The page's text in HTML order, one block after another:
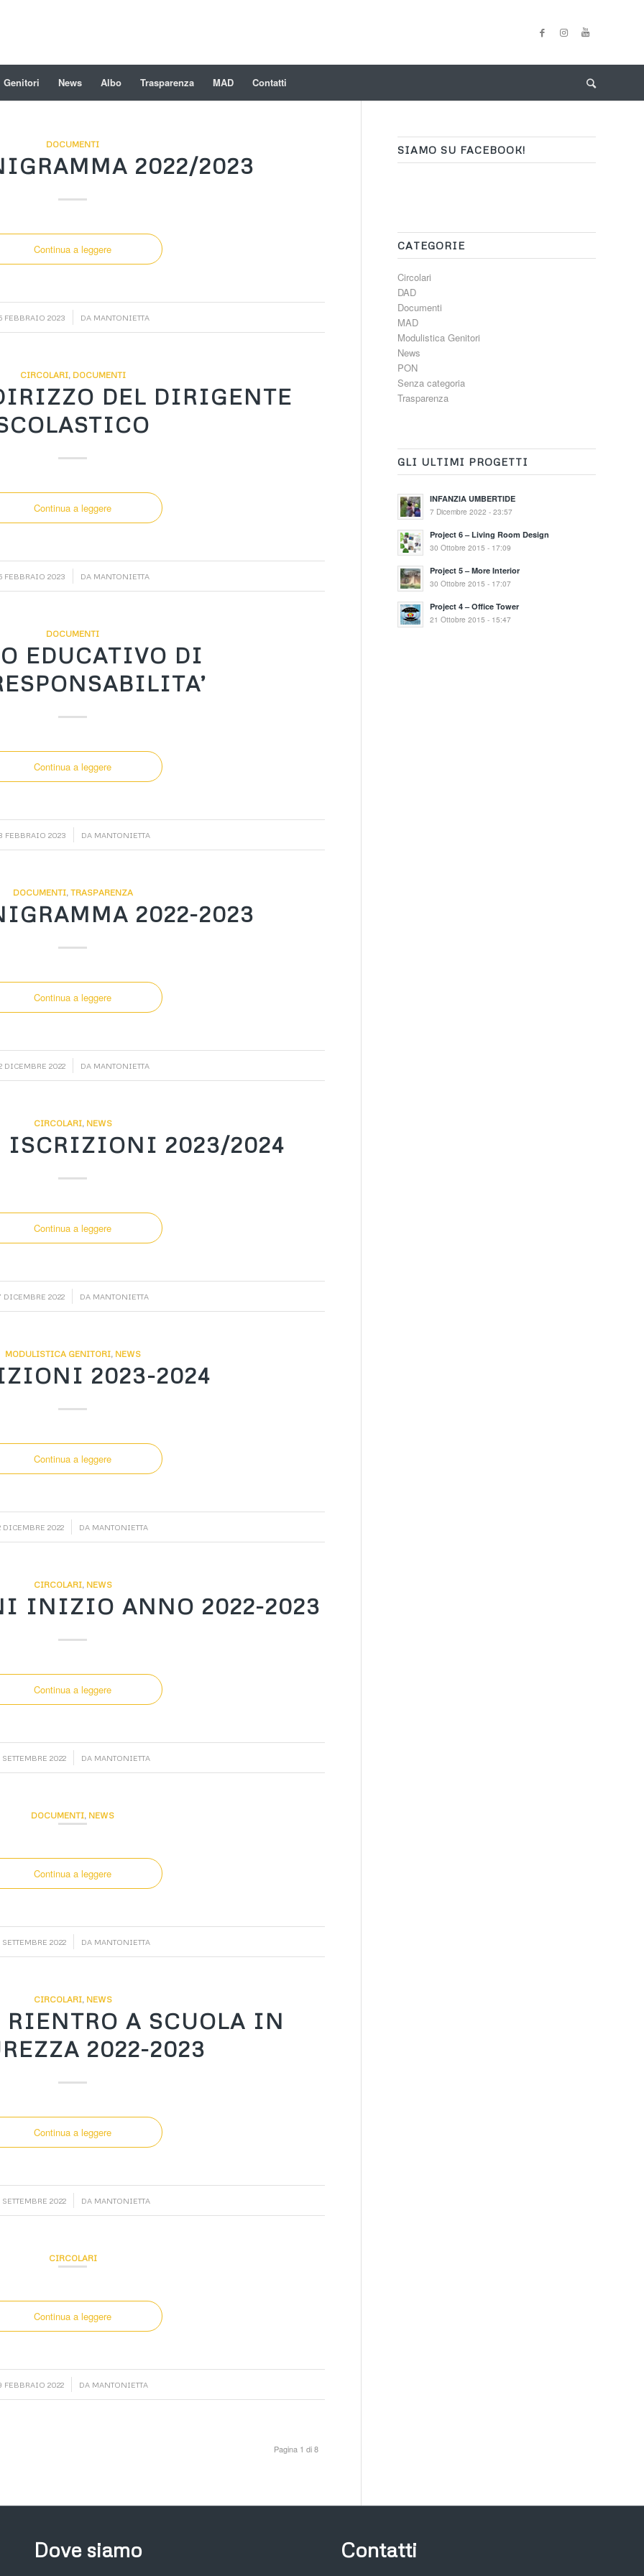
Genitori News Albo Trasparenza MAD Contatti
DOCUMENTI
2022/2023
Continua a leggere
FEBBRAIO 2023
/ DA MANTONIETTA
CIRCOLARI, DOCUMENTI
DEL DIRIGENTE
Continua a leggere
FEBBRAIO 2023
/ DA MANTONIETTA
DOCUMENTI
EDUCATIVO DI
Continua a leggere
FEBBRAIO 2023
/ DA MANTONIETTA
DOCUMENTI, TRASPARENZA
2022-2023
Continua a leggere
DICEMBRE 2022
/ DA MANTONIETTA
CIRCOLARI, NEWS
ISCRIZIONI 2023/2024
Continua a leggere
DICEMBRE 2022
/ DA MANTONIETTA
MODULISTICA GENITORI, NEWS
2023-2024
Continua a leggere
DICEMBRE 2022
/ DA MANTONIETTA
CIRCOLARI, NEWS
INIZIO ANNO 2022-2023
Continua a leggere
SETTEMBRE 2022
/ DA MANTONIETTA
DOCUMENTI, NEWS
Continua a leggere
SETTEMBRE 2022
/ DA MANTONIETTA
CIRCOLARI, NEWS
RIENTRO A SCUOLA IN
2022-2023
Continua a leggere
SETTEMBRE 2022
/ DA MANTONIETTA
CIRCOLARI
Continua a leggere
FEBBRAIO 2022
/ DA MANTONIETTA
Pagina 1 di 8
SIAMO SU FACEBOOK!
CATEGORIE
Circolari
DAD
Documenti
MAD
Modulistica Genitori
News
PON
Senza categoria
Trasparenza
GLI ULTIMI PROGETTI
INFANZIA UMBERTIDE
7 Dicembre 2022 - 23:57
Project 6 – Living Room Design
30 Ottobre 2015 - 17:09
Project 5 – More Interior
30 Ottobre 2015 - 17:07
Project 4 – Office Tower
21 Ottobre 2015 - 15:47
Dove siamo Contatti